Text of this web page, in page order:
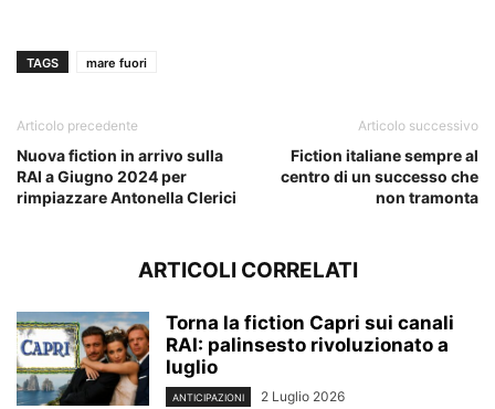
TAGS mare fuori
Articolo precedente
Nuova fiction in arrivo sulla
RAI a Giugno 2024 per
rimpiazzare Antonella Clerici
Articolo successivo
Fiction italiane sempre al
centro di un successo che
non tramonta
ARTICOLI CORRELATI
Torna la fiction Capri sui canali
RAI: palinsesto rivoluzionato a
luglio
ANTICIPAZIONI 2 Luglio 2026